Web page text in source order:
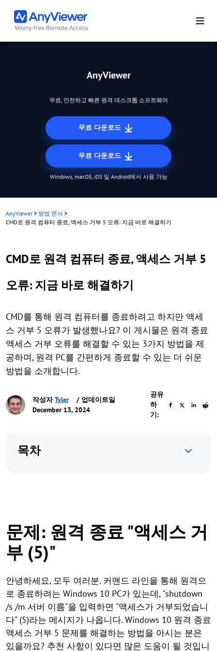
AnyViewer
무료, 안전하고 빠른 원격 데스크톱 소프트웨어
무료 다운로드
무료 다운로드
Windows, macOS, iOS 및 Android에서 사용 가능
AnyViewer > 방법 문서 >
CMD로 원격 컴퓨터 종료, 액세스 거부 5 오류: 지금 바로 해결하기
CMD로 원격 컴퓨터 종료, 액세스 거부 5
오류: 지금 바로 해결하기
CMD를 통해 원격 컴퓨터를 종료하려고 하지만 액세
스 거부 5 오류가 발생했나요? 이 게시물은 원격 종료
액세스 거부 오류를 해결할 수 있는 3가지 방법을 제
공하며, 원격 PC를 간편하게 종료할 수 있는 더 쉬운
방법을 소개합니다.
작성자Tyler
/ 업데이트일
December 13, 2024
공유
하
기:
목차
문제: 원격 종료 "액세스 거
부 (5)"
안녕하세요, 모두 여러분. 커맨드 라인을 통해 원격으
로 종료하려는 Windows 10 PC가 있는데, "shutdown
/s /m 서버 이름"을 입력하면 "액세스가 거부되었습니
다" (5)라는 메시지가 나옵니다. Windows 10 원격 종료
액세스 거부 5 문제를 해결하는 방법을 아시는 분은
있을까요? 추천 사항이 있다면 많은 도움이 될 것입니